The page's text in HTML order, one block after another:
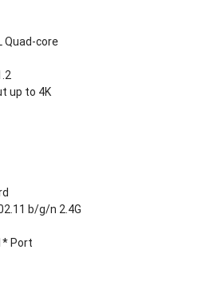
Quad-core
up to 4K
b/g/n 2.4G
Port